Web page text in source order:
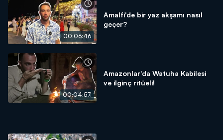
00:06:46
Amalfi'de bir yaz akşamı nasıl
geçer?
00:04:57
Amazonlar'da Watuha Kabilesi
ve ilginç ritüeli!